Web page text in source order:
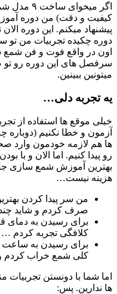
اگر
کیفیت و دقت) من دوره
دوره چکیده تجربیات من تو
اون در واقع فوت و فن شمع
سرفصل های این دوره رو
میتونین ببینین.
یه تجربه دلی…
خیلی موقع ها استفاده از
آزمون و خطا نکنیم
ها هم لازمه خودمون وارد
رو پیدا کنیم. اما الان و با
بهترین آموزش شمع سازی
هزینه نیست…
من سر پیدا کردن
صرف کردم و شاید
برای رسیدن به دمای
کلافگی تجربه کردم …
برای رسیدن به ساعت
کلی شمع خراب کردم
اما شما با دونستن تجربیات
ها ندارین. پس: